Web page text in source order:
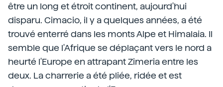
être un long et étroit continent, aujourd'hui
disparu. Cimacio, il y a quelques années, a été
trouvé enterré dans les monts Alpe et Himalaia. Il
semble que l'Afrique se déplaçant vers le nord a
heurté l'Europe en attrapant Zimeria entre les
deux. La charrerie a été pliée, ridée et est